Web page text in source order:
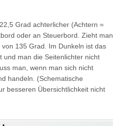
Grad achterlicher (Achtern =
oder an Steuerbord. Zieht man
135 Grad. Im Dunkeln ist das
und man die Seitenlichter nicht
man, wenn man sich nicht
handeln. (Schematische
besseren Übersichtlichkeit nicht